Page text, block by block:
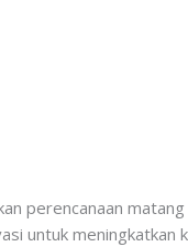
perencanaan
untuk